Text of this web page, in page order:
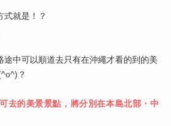
式就是！？
途中可以順道去只有在沖繩才看的到的美
？
去的美景景點，將分別在本島北部・中